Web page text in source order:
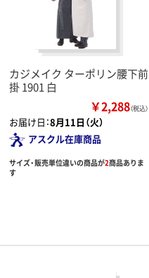
カジメイク ターポリン腰下前
掛 1901 白
￥2,288（税込）
お届け日：8月11日（火）
アスクル在庫商品
サイズ・販売単位違いの商品が2商品ありま
す